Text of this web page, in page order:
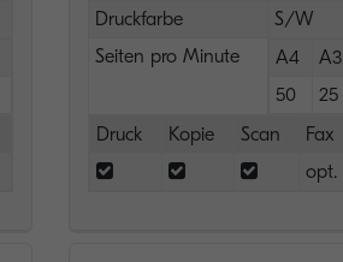
Druckfarbe
S/W
Seiten pro Minute
A4
A3
50
25
Druck
Kopie Scan
Fax
opt.